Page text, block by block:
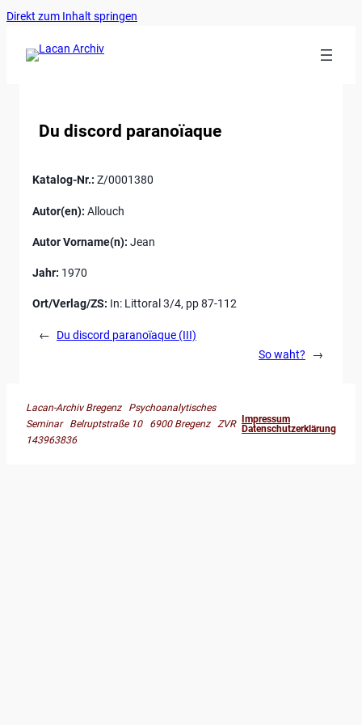
Direkt zum Inhalt springen
Du discord paranoïaque
Katalog-Nr.: Z/0001380
Autor(en): Allouch
Autor Vorname(n): Jean
Jahr: 1970
Ort/Verlag/ZS: In: Littoral 3/4, pp 87-112
←
Du discord paranoïaque (III)
So waht?
→
Lacan-Archiv Bregenz Psychoanalytisches
Seminar Belruptstraße 10 6900 Bregenz ZVR
143963836
Impressum
Datenschutzerklärung